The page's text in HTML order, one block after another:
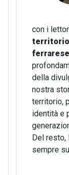
con i
territorio
della
nostra
territorio,
identità e
Del resto,
sempre